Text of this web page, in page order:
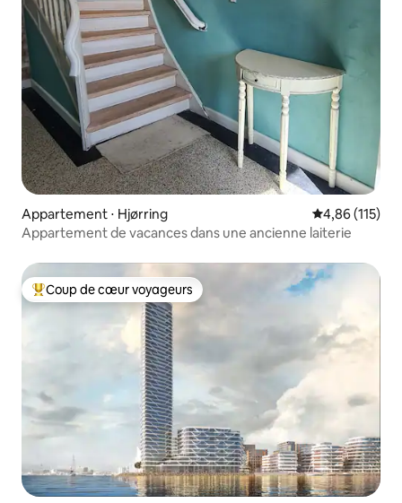
Appartement ⋅ Hjørring Évaluation
4,86 (115)
Appartement de vacances dans une ancienne laiterie
Coups de cœur voyageurs les plus appréciés
Coup de cœur voyageurs